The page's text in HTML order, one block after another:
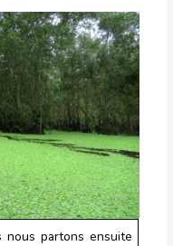
nous partons ensuite